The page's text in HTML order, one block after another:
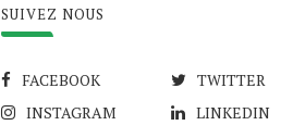
SUIVEZ NOUS
FACEBOOK
TWITTER
INSTAGRAM
LINKEDIN